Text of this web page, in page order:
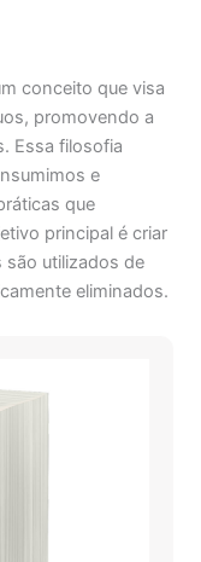
conceito que visa
promovendo a
Essa filosofia
e
que
principal é criar
são utilizados de
eliminados.